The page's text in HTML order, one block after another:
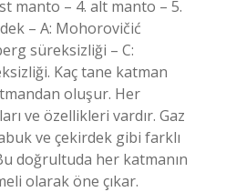
manto – 4. alt manto – 5.
– A: Mohorovičić
süreksizliği – C:
Kaç tane katman
oluşur. Her
ve özellikleri vardır. Gaz
ve çekirdek gibi farklı
doğrultuda her katmanın
olarak öne çıkar.